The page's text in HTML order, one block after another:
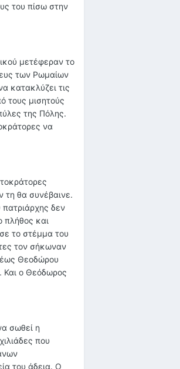
του πίσω στην
μετέφεραν το
των Ρωμαίων
κατακλύζει τις
τους μισητούς
της Πόλης.
να
τη θα συνέβαινε.
δεν
και
το στέμμα του
τον σήκωναν
Θεοδώρου
Και ο Θεόδωρος
σωθεί η
που
του άδεια. Ο